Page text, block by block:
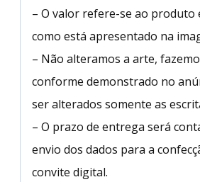
– O valor refere-se ao produto
como está apresentado na
– Não alteramos a arte,
conforme demonstrado no
ser alterados somente as
– O prazo de entrega será
envio dos dados para a
convite digital.